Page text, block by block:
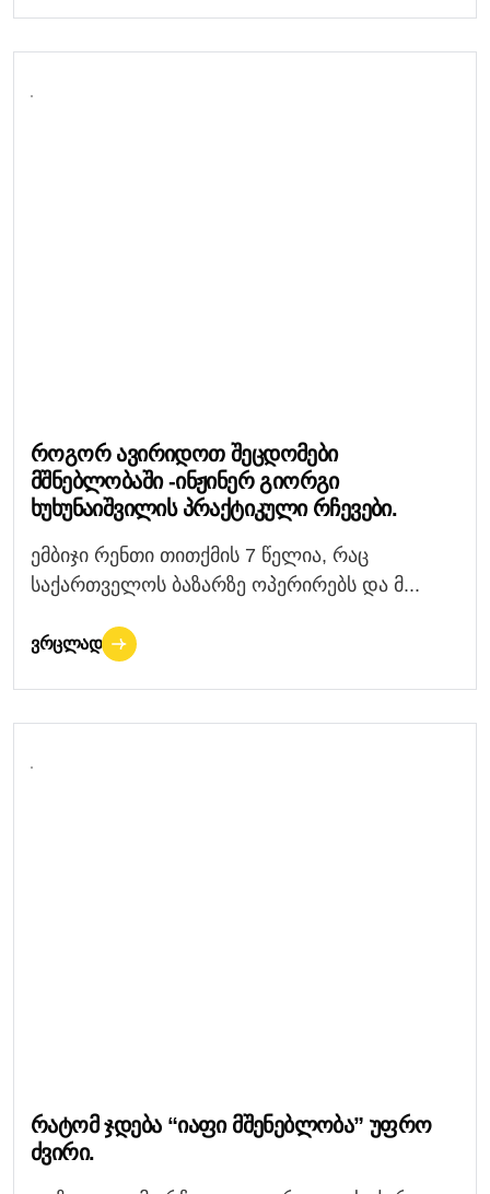
Როგორ Ავირიდოთ Შეცდომები
Მშნებლობაში -ინჟინერ Გიორგი
Ხუხუნაიშვილის Პრაქტიკული Რჩევები.
ემბიჯი რენთი თითქმის 7 წელია, რაც
საქართველოს ბაზარზე ოპერირებს და მ...
ᲕᲠᲪᲚᲐᲓ
Რატომ Ჯდება “იაფი Მშენებლობა” Უფრო
Ძვირი.